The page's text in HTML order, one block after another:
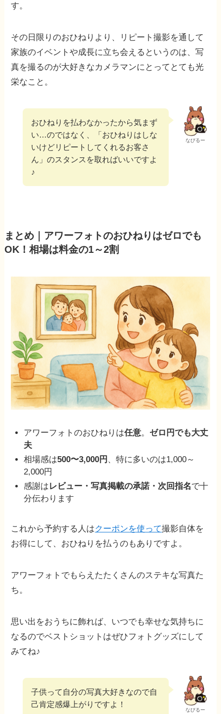
す。
その日限りのおひねりより、リピート撮影を通して
家族のイベントや成長に立ち会えるというのは、写
真を撮るのが大好きなカメラマンにとってとても光
栄なこと。
なびるー
おひねりを払わなかったから気まず
い…のではなく、「おひねりはしな
いけどリピートしてくれるお客さ
ん」のスタンスを取ればいいですよ
♪
まとめ｜アワーフォトのおひねりはゼロでも
OK！相場は料金の1～2割
アワーフォトのおひねりは任意。 ゼロ円でも大丈
夫
相場感は500〜3,000円 、特に多いのは1,000～
2,000円
感謝はレビュー・写真掲載の承諾・次回指名で十
分伝わります
これから予約する人はクーポンを使って撮影自体を
お得にして、おひねりを払うのもありですよ。
アワーフォトでもらえたたくさんのステキな写真た
ち。
思い出をおうちに飾れば、いつでも幸せな気持ちに
なるのでベストショットはぜひフォトグッズにして
みてね♪
なびるー
子供って自分の写真大好きなので自
己肯定感爆上がりですよ！